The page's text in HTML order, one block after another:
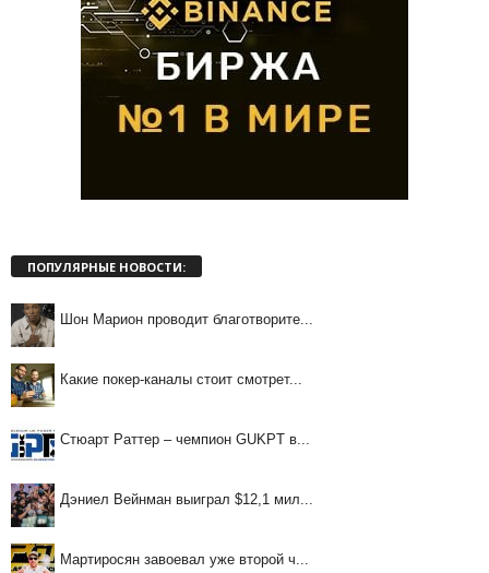
ПОПУЛЯРНЫЕ НОВОСТИ:
Шон Марион проводит благотворите...
Какие покер-каналы стоит смотрет...
Стюарт Раттер – чемпион GUKPT в...
Дэниел Вейнман выиграл $12,1 мил...
Мартиросян завоевал уже второй ч...